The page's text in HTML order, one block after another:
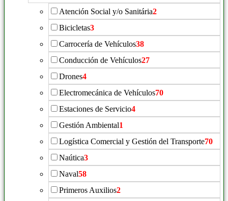
Atención Social y/o Sanitária2
Bicicletas3
Carrocería de Vehículos38
Conducción de Vehículos27
Drones4
Electromecánica de Vehículos70
Estaciones de Servicio4
Gestión Ambiental1
Logística Comercial y Gestión del Transporte70
Naútica3
Naval58
Primeros Auxilios2